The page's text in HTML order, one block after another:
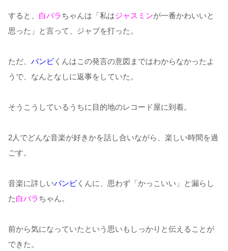
すると、 白バラちゃんは「私はジャスミンが一番かわいいと
思った」と言って、ジャブを打った。
ただ、 バンビ くんはこの発言の意図まではわからなかったよ
うで、なんとなしに返事をしていた。
そうこうしているうちに目的地のレコード屋に到着。
2人でどんな音楽が好きかを話し合いながら、楽しい時間を過
ごす。
音楽に詳しいバンビ くんに、思わず「かっこいい」と漏らし
た白バラちゃん。
前から気になっていたという思いもしっかりと伝えることが
できた。